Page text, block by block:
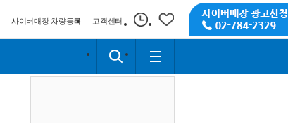
사이버매장 차량등록 고객센터